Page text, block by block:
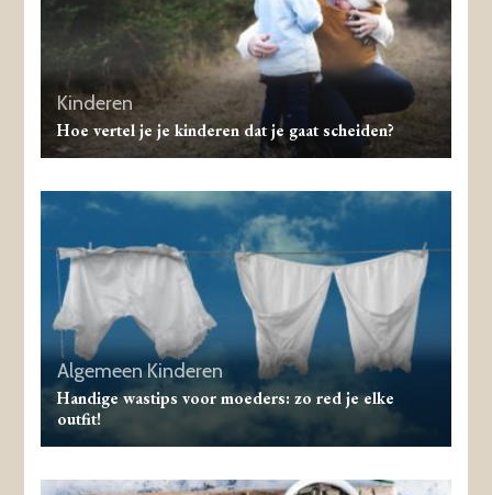
Kinderen
Hoe vertel je je kinderen dat je gaat scheiden?
Algemeen Kinderen
Handige wastips voor moeders: zo red je elke
outfit!